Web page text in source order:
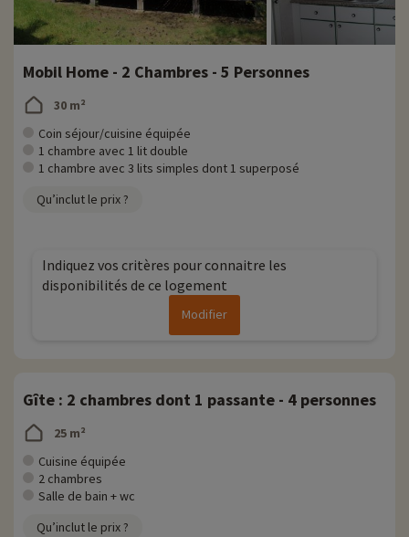
Mobil Home - 2 Chambres - 5 Personnes
30 m²
Coin séjour/cuisine équipée
1 chambre avec 1 lit double
1 chambre avec 3 lits simples dont 1 superposé
Qu’inclut le prix ?
Indiquez vos critères pour connaitre les
disponibilités de ce logement
Modifier
Gîte : 2 chambres dont 1 passante - 4 personnes
25 m²
Cuisine équipée
2 chambres
Salle de bain + wc
Qu’inclut le prix ?